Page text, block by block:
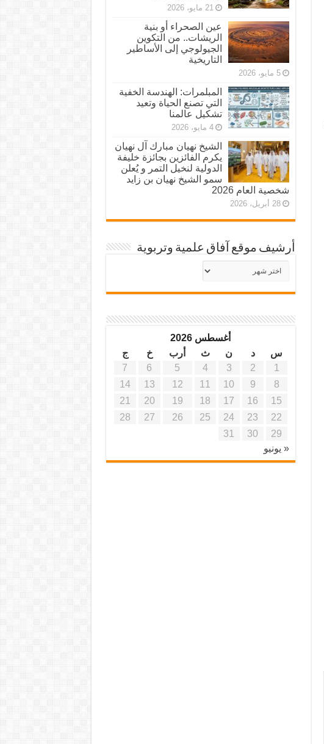
21 مايو، 2026
عين الصحراء أو بنية
الريشات.. من التكوين
الجيولوجي إلى الأساطير
التاريخية
5 مايو، 2026
المبلمرات: الهندسة الخفية
التي تصنع الحياة وتعيد
تشكيل عالمنا
4 مايو، 2026
الشيخ نهيان مبارك آل نهيان
يكرم الفائزين بجائزة خليفة
الدولية لنخيل التمر و يُعلن
سمو الشيخ نهيان بن زايد
شخصية العام 2026
28 أبريل، 2026
أرشيف موقع آفاق علمية وتربوية
أرشيف
موقع
أغسطس 2026
س
د ن ث أرب خ
ج
1
2
3
4
5
6
7
8
9
10
11
12
13
14
15
16
17
18
19
20
21
22
23
24
25
26
27
28
29
30
31
« يونيو